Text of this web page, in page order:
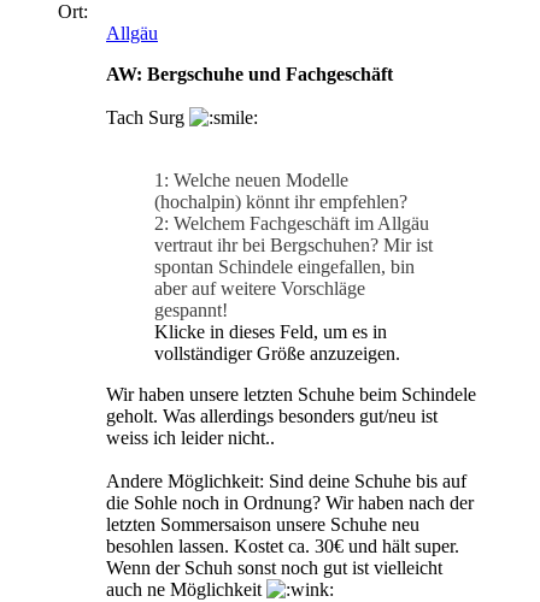
Ort:
Allgäu
AW: Bergschuhe und Fachgeschäft
Tach Surg
1: Welche neuen Modelle
(hochalpin) könnt ihr empfehlen?
2: Welchem Fachgeschäft im Allgäu
vertraut ihr bei Bergschuhen? Mir ist
spontan Schindele eingefallen, bin
aber auf weitere Vorschläge
gespannt!
Klicke in dieses Feld, um es in
vollständiger Größe anzuzeigen.
Wir haben unsere letzten Schuhe beim Schindele
geholt. Was allerdings besonders gut/neu ist
weiss ich leider nicht..
Andere Möglichkeit: Sind deine Schuhe bis auf
die Sohle noch in Ordnung? Wir haben nach der
letzten Sommersaison unsere Schuhe neu
besohlen lassen. Kostet ca. 30€ und hält super.
Wenn der Schuh sonst noch gut ist vielleicht
auch ne Möglichkeit